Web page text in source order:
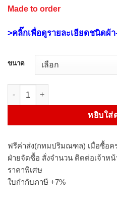
Made to order
>คลิ๊กเพื่อดูรายละเอียดชนิดผ้
ขนาด
หยิบใส่
ฟรีค่าส่ง(กทมปริมณฑล) เมื่อซื้อค
ฝ่ายจัดซื้อ สั่งจำนวน ติดต่อเจ้าห
ราคาพิเศษ
ใบกำกับภาษี +7%